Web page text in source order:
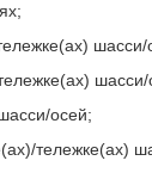
шасси/
шасси/
осей;
тележке(ах)